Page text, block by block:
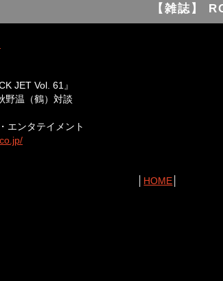
【雑誌】
JET Vol. 61』
野温（鶴）対談
エンタテイメント
HOME